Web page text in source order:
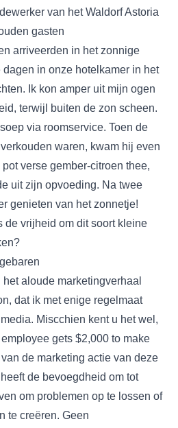
van het Waldorf Astoria
gasten
arriveerden in het zonnige
in onze hotelkamer in het
Ik kon amper uit mijn ogen
terwijl buiten de zon scheen.
via roomservice. Toen de
waren, kwam hij even
verse gember-citroen thee,
uit zijn opvoeding. Na twee
genieten van het zonnetje!
de vrijheid om dit soort kleine
aloude marketingverhaal
, dat ik met enige regelmaat
Miscchien kent u het wel,
gets $2,000 to make
van de marketing actie van deze
de bevoegdheid om tot
om problemen op te lossen of
te creëren. Geen